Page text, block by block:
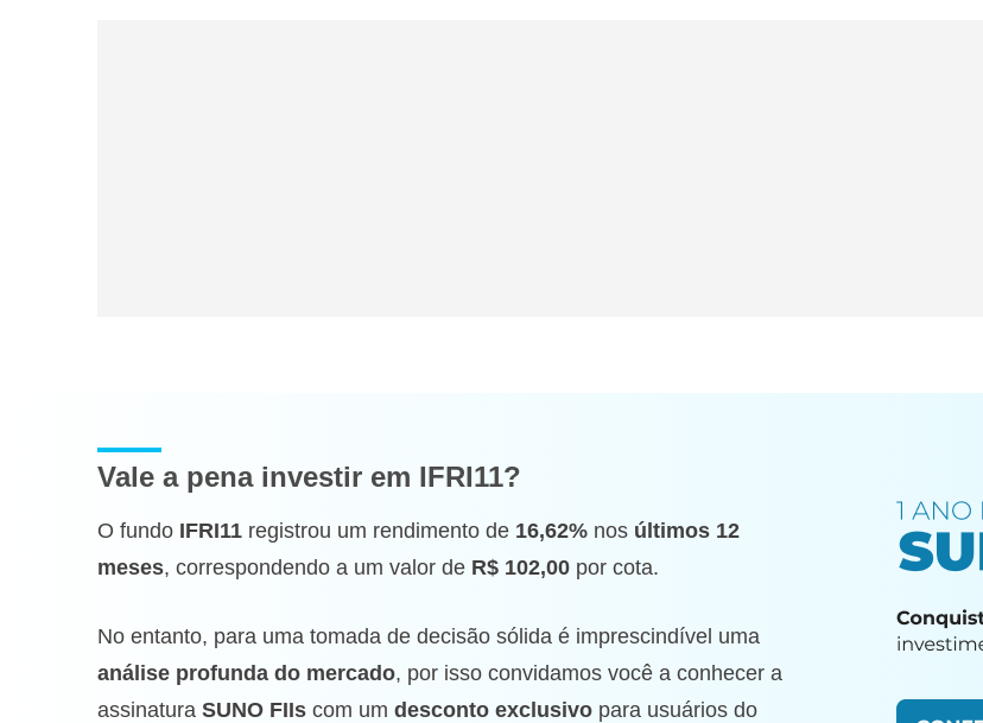
Vale a pena investir em IFRI11?
O fundo IFRI11 registrou um rendimento de 16,62% nos últimos 12
meses, correspondendo a um valor de R$ 102,00 por cota.
No entanto, para uma tomada de decisão sólida é imprescindível uma
análise profunda do mercado, por isso convidamos você a conhecer a
assinatura SUNO FIIs com um desconto exclusivo para usuários do